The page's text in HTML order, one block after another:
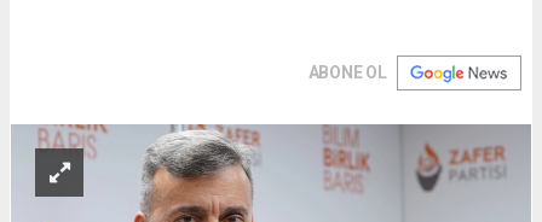
ABONE OL